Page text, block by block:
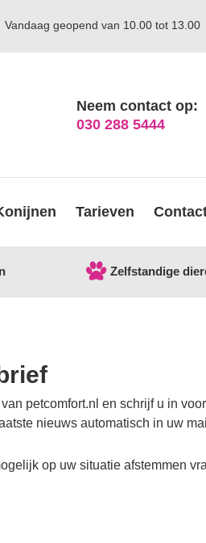
Vandaag geopend van 10.00 tot 13.00
Neem contact op:
030 288 5444
Tarieven
Zelfstandige
petcomfort.nl en schrijf u in
nieuws automatisch in uw
op uw situatie afstemmen